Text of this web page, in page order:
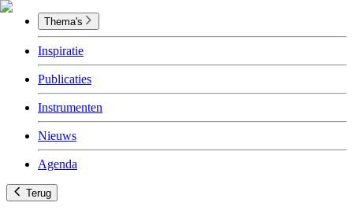
Thema's
Inspiratie
Publicaties
Instrumenten
Nieuws
Agenda
Terug